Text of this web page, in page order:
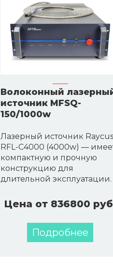
Волоконный
источник MFSQ-
150/1000w
Лазерный источник Raycus
RFL-C4000 (4000w) —
компактную и прочную
конструкцию для
длительной эксплуатации.
Цена от 836800
Подробнее